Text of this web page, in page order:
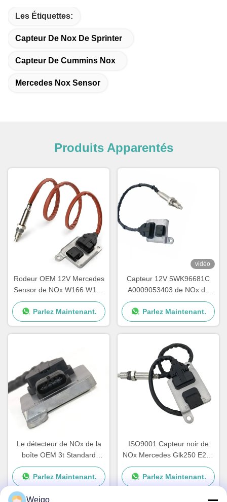
Les Étiquettes:
Capteur De Nox De Sprinter
Capteur De Cummins Nox
Mercedes Nox Sensor
Produits Apparentés
Rodeur OEM 12V Mercedes
Sensor de NOx W166 W172
W205 W221 W212 C300
ML350
Parlez Maintenant.
vidéo
Capteur 12V 5WK96681C
A0009053403 de NOx de
voiture de Mercedes E400
E350
Parlez Maintenant.
Le détecteur de NOx de la
boîte OEM 3t Standard
Sprinter 12V A0009050008
5WK96681D
Parlez Maintenant.
ISO9001 Capteur noir de
NOx Mercedes Glk250 E250
OEM 5WK96682A
A0009057000
Parlez Maintenant.
Weigo